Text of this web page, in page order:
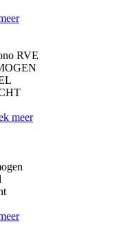
RVE
meer